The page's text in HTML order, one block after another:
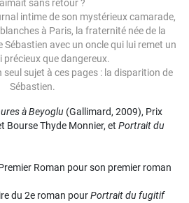
sans retour ?
intime de son mystérieux camarade,
à Paris, la fraternité née de la
avec un oncle qui lui remet un
précieux que dangereux.
sujet à ces pages : la disparition de
Sébastien.
à Beyoglu (Gallimard, 2009), Prix
Bourse Thyde Monnier, et Portrait du
Roman pour son premier roman
du 2e roman pourPortrait du fugitif